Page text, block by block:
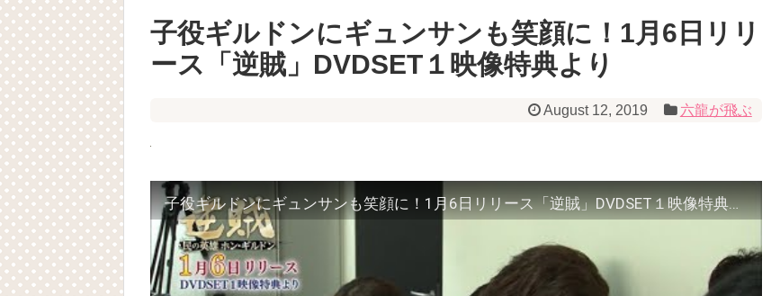
子役ギルドンにギュンサンも笑顔に！1月6日リリ
ース「逆賊」DVDSET１映像特典より
August 12, 2019 六龍が飛ぶ
子役ギルドンにギュンサンも笑顔に！1月6日リリース「逆賊」DVDSET１映像特典より